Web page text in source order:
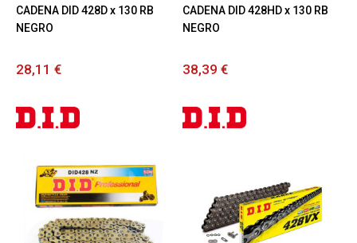
CADENA DID 428D x 130 RB
NEGRO
28,11 €
CADENA DID 428HD x 130 RB
NEGRO
38,39 €